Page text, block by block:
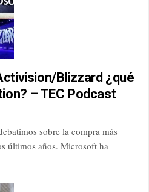
Blizzard ¿qué
– TEC Podcast
sobre la compra más
últimos años. Microsoft ha